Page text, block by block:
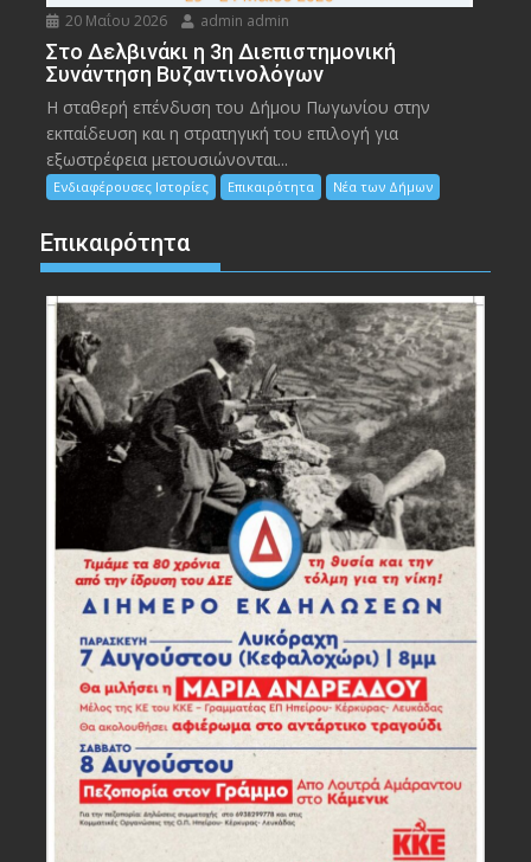
20 Μαΐου 2026 admin admin
Στο Δελβινάκι η 3η Διεπιστημονική
Συνάντηση Βυζαντινολόγων
Η σταθερή επένδυση του Δήμου Πωγωνίου στην
εκπαίδευση και η στρατηγική του επιλογή για
εξωστρέφεια μετουσιώνονται...
Ενδιαφέρουσες Ιστορίες Επικαιρότητα Νέα των Δήμων
Επικαιρότητα